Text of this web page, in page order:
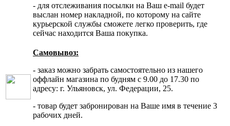
- для отслеживания посылки на Ваш e-mail будет
выслан номер накладной, по которому на сайте
курьерской службы сможете легко проверить, где
сейчас находится Ваша покупка.
Самовывоз:
- заказ можно забрать самостоятельно из нашего
оффлайн магазина по будням с 9.00 до 17.30 по
адресу: г. Ульяновск, ул. Федерации, 25.
- товар будет забронирован на Ваше имя в течение 3
рабочих дней.